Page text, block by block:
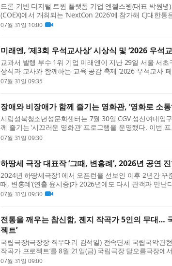
드론 기반 디지털 트윈 플랫폼 기업 엔젤스윙(대표 박원
(COEX)에서 개최되는 ‘NextCon 2026’에 참가해 CJ대한
기반 스마트건설 DX 운영 사례를 공유하는 ‘건설 DX 세미나
07월 31일 10:00
미래엔, ‘제3회 우석교사상’ 시상식 및 ‘2026 우석
교과서 발행 부수 1위 기업 미래엔이 지난 29일 서울 서초
상식과 교사와 함께하는 교육 공감 축제 ‘2026 우석교사
페스티벌’은 미래엔이 교사들의 교육적 실천을 격려하고,
07월 31일 09:35
장애와 비장애가 함께 즐기는 영화관, ‘영화로 소
시립성북청소년성문화센터는 7월 30일 CGV 성신여대입
께 즐기는 ‘시끄러운 영화관’ 프로그램을 운영했다. 이번
하고 소통하는 통합 문화 프로그램으로, 서로의 다양성을
07월 31일 09:30
하땅세 극장 대표작 ‘그때, 변홍례’, 2026년 공연
2024년 하땅세극장1에서 오픈런을 선보인 이후 2년간 꾸
때, 변홍례’(연출 윤시중)가 2026년에도 다시 관객과 만난
산 어댑터씨어터에서도 함께 막을 올려 두 도시에서 동시에
07월 31일 09:30
전통을 깨우는 참신함, 젠지 작곡가 5인의 무대…
젝트’
국립극장(극장장 직무대리 김석일) 전속단체 국립국악관
작곡가 프로젝트’를 8월 21일(금) 국립극장 달오름극장에
로젝트’에 참여한 신진 작곡가 김산하·박다은·박준석·이재준
07월 31일 09:00